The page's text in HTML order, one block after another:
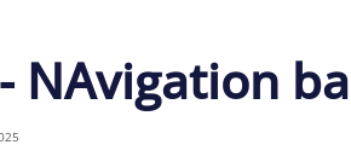
NAvigation